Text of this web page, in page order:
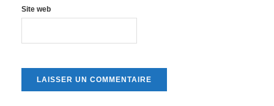
Site web